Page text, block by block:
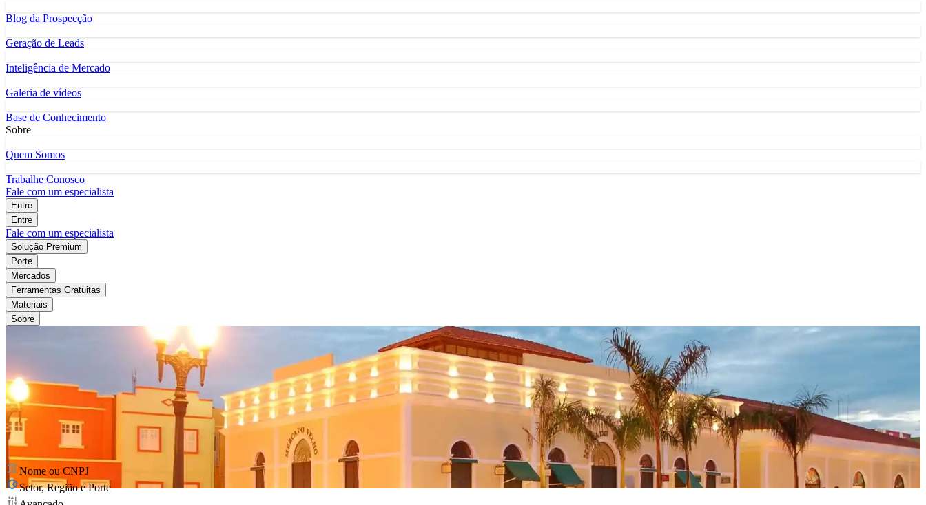
Blog da Prospecção
Geração de Leads
Inteligência de Mercado
Galeria de vídeos
Base de Conhecimento
Sobre
Quem Somos
Trabalhe Conosco
Fale com um especialista
Entre
Entre
Fale com um especialista
Solução Premium
Porte
Mercados
Ferramentas Gratuitas
Materiais
Sobre
Nome ou CNPJ
Setor, Região e Porte